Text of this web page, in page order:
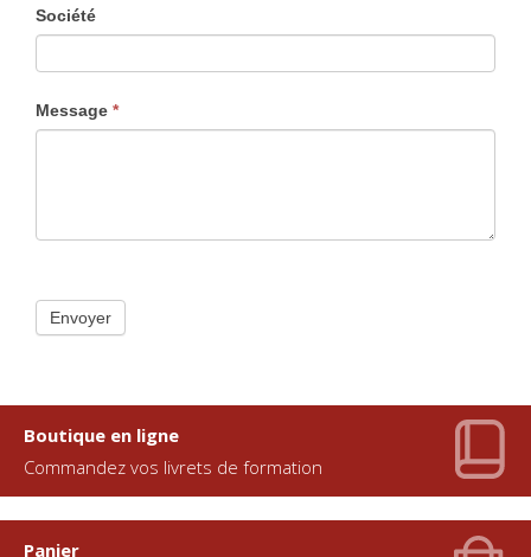
Société
Message *
Envoyer
Boutique en ligne
Commandez vos livrets de formation
Panier